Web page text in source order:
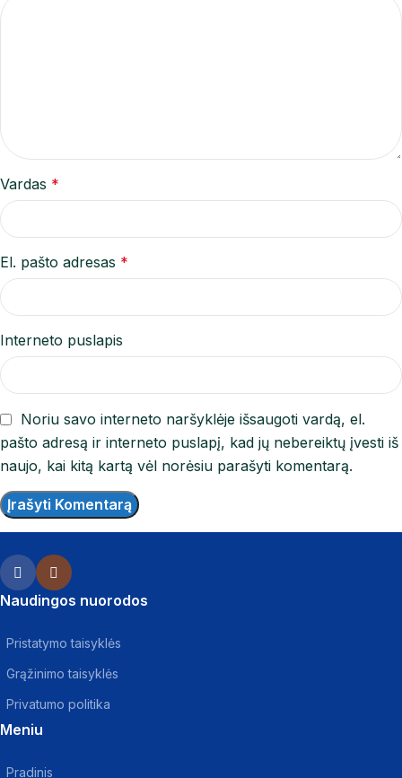
Vardas *
El. pašto adresas *
Interneto puslapis
Noriu savo interneto naršyklėje išsaugoti vardą, el.
pašto adresą ir interneto puslapį, kad jų nebereiktų įvesti iš
naujo, kai kitą kartą vėl norėsiu parašyti komentarą.
Naudingos nuorodos
Pristatymo taisyklės
Grąžinimo taisyklės
Privatumo politika
Meniu
Pradinis